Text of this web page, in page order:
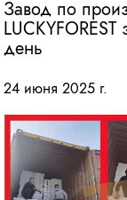
Завод по
день
24 июня 2025 г.